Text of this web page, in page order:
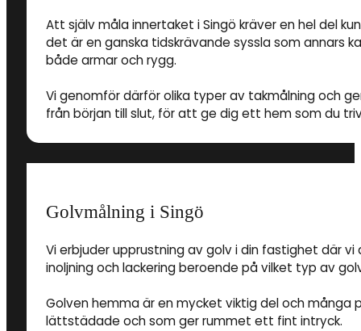
Att själv måla innertaket i Singö kräver en hel del
det är en ganska tidskrävande syssla som annars
både armar och rygg.
Vi genomför därför olika typer av takmålning och
från början till slut, för att ge dig ett hem som du
Golvmålning i Singö
Vi erbjuder upprustning av golv i din fastighet där vi
inoljning och lackering beroende på vilket typ av
Golven hemma är en mycket viktig del och många
lättstädade och som ger rummet ett fint intryck.